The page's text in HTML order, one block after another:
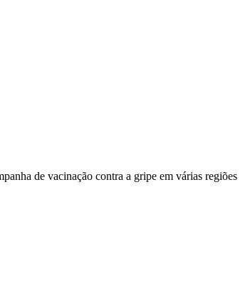
de vacinação contra a gripe em várias regiões